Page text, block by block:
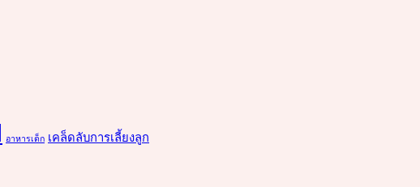
อาหารเด็ก เคล็ดลับการเลี้ยงลูก